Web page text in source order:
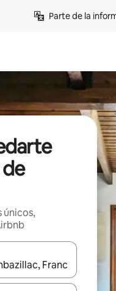
Parte de la
únicos,
navega con las